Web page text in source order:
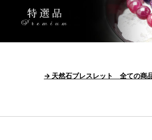
→ 天然石ブレスレット 全ての商